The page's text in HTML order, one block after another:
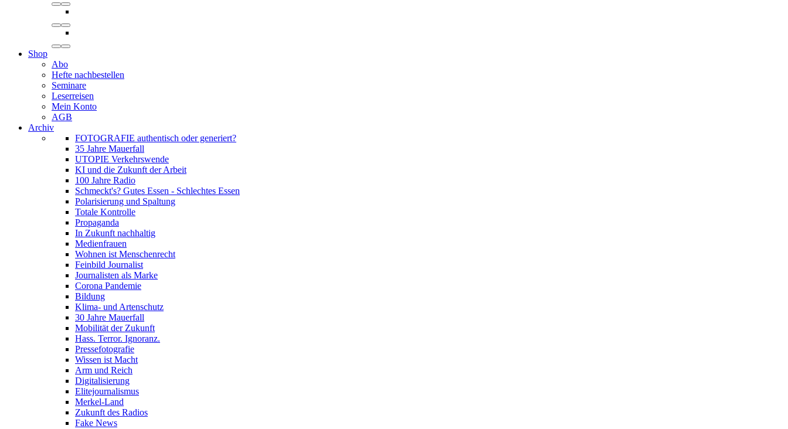
Shop
Abo
Hefte nachbestellen
Seminare
Leserreisen
Mein Konto
AGB
Archiv
FOTOGRAFIE authentisch oder generiert?
35 Jahre Mauerfall
UTOPIE Verkehrswende
KI und die Zukunft der Arbeit
100 Jahre Radio
Schmeckt's? Gutes Essen - Schlechtes Essen
Polarisierung und Spaltung
Totale Kontrolle
Propaganda
In Zukunft nachhaltig
Medienfrauen
Wohnen ist Menschenrecht
Feinbild Journalist
Journalisten als Marke
Corona Pandemie
Bildung
Klima- und Artenschutz
30 Jahre Mauerfall
Mobilität der Zukunft
Hass. Terror. Ignoranz.
Pressefotografie
Wissen ist Macht
Arm und Reich
Digitalisierung
Elitejournalismus
Merkel-Land
Zukunft des Radios
Fake News